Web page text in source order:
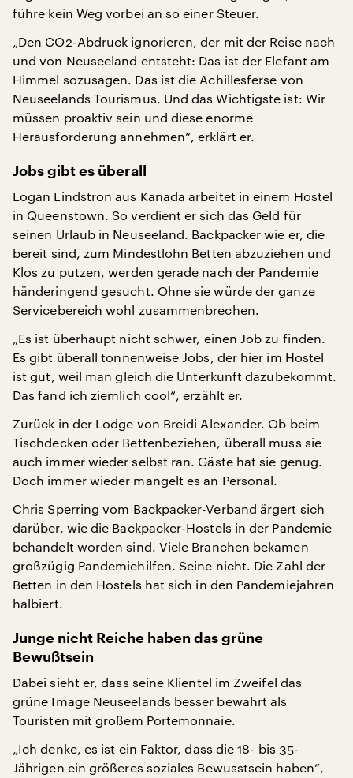
führe kein Weg vorbei an so einer Steuer.
„Den CO2-Abdruck ignorieren, der mit der Reise nach
und von Neuseeland entsteht: Das ist der Elefant am
Himmel sozusagen. Das ist die Achillesferse von
Neuseelands Tourismus. Und das Wichtigste ist: Wir
müssen proaktiv sein und diese enorme
Herausforderung annehmen“, erklärt er.
Jobs gibt es überall
Logan Lindstron aus Kanada arbeitet in einem Hostel
in Queenstown. So verdient er sich das Geld für
seinen Urlaub in Neuseeland. Backpacker wie er, die
bereit sind, zum Mindestlohn Betten abzuziehen und
Klos zu putzen, werden gerade nach der Pandemie
händeringend gesucht. Ohne sie würde der ganze
Servicebereich wohl zusammenbrechen.
„Es ist überhaupt nicht schwer, einen Job zu finden.
Es gibt überall tonnenweise Jobs, der hier im Hostel
ist gut, weil man gleich die Unterkunft dazubekommt.
Das fand ich ziemlich cool“, erzählt er.
Zurück in der Lodge von Breidi Alexander. Ob beim
Tischdecken oder Bettenbeziehen, überall muss sie
auch immer wieder selbst ran. Gäste hat sie genug.
Doch immer wieder mangelt es an Personal.
Chris Sperring vom Backpacker-Verband ärgert sich
darüber, wie die Backpacker-Hostels in der Pandemie
behandelt worden sind. Viele Branchen bekamen
großzügig Pandemiehilfen. Seine nicht. Die Zahl der
Betten in den Hostels hat sich in den Pandemiejahren
halbiert.
Junge nicht Reiche haben das grüne
Bewußtsein
Dabei sieht er, dass seine Klientel im Zweifel das
grüne Image Neuseelands besser bewahrt als
Touristen mit großem Portemonnaie.
„Ich denke, es ist ein Faktor, dass die 18- bis 35-
Jährigen ein größeres soziales Bewusstsein haben“,